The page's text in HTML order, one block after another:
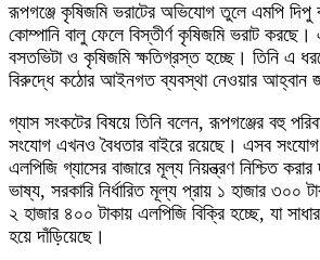
রূপগঞ্জে কৃষিজমি ভরাটের অভিযোগ তুলে এমপি
কোম্পানি বালু ফেলে বিস্তীর্ণ কৃষিজমি ভরাট করছে।
বসতভিটা ও কৃষিজমি ক্ষতিগ্রস্ত হচ্ছে। তিনি এ
বিরুদ্ধে কঠোর আইনগত ব্যবস্থা নেওয়ার আহ্বান
গ্যাস সংকটের বিষয়ে তিনি বলেন, রূপগঞ্জের বহু
সংযোগ এখনও বৈধতার বাইরে রয়েছে। এসব সংযোগ
এলপিজি গ্যাসের বাজারে মূল্য নিয়ন্ত্রণ নিশ্চিত করার
ভাষ্য, সরকারি নির্ধারিত মূল্য প্রায় ১ হাজার ৩০০
২ হাজার ৪০০ টাকায় এলপিজি বিক্রি হচ্ছে, যা
হয়ে দাঁড়িয়েছে।